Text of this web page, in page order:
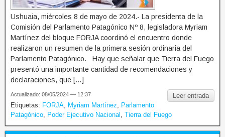
Ushuaia, miércoles 8 de mayo de 2024.- La presidenta de la
Comisión del Parlamento Patagónico Nº 8, legisladora Myriam
Martínez del bloque FORJA coordinó el encuentro donde
realizaron un resumen de la primera sesión ordinaria del
Parlamento Patagónico. Hay que señalar que Tierra del Fuego
presentó una importante cantidad de recomendaciones y
declaraciones, que […]
Leer entrada
Actualizado: 08/05/2024 — 12:37
Etiquetas: FORJA Myriam Martínez
Parlamento
Patagónico
Poder Ejecutivo Nacional Tierra del Fuego